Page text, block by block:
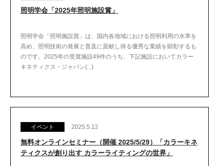
照明学会「2025年照明施設賞」
照明学会「照明施設賞」は、国内各地域における照明利用の水準を
高め、照明技術の発展と普及に貢献し得る優秀な業績を顕彰するも
のです。2025年の受賞施設49件のうち、下記施設においてカラー
キネティクス・ジャパン(...)
イベント 2025.5.12
無料オンラインセミナー（開催 2025/5/29）「カラーキネ
ティクスが創り出す カラーライティングの世界」